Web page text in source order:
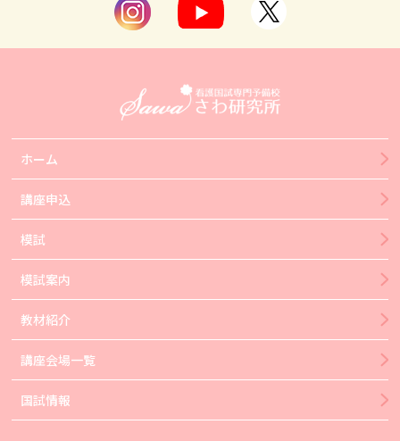
ホーム
講座申込
模試
模試案内
教材紹介
講座会場一覧
国試情報